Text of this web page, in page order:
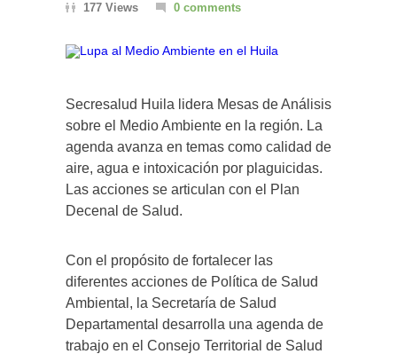
177 Views
0 comments
Secresalud Huila lidera Mesas de Análisis
sobre el Medio Ambiente en la región. La
agenda avanza en temas como calidad de
aire, agua e intoxicación por plaguicidas.
Las acciones se articulan con el Plan
Decenal de Salud.
Con el propósito de fortalecer las
diferentes acciones de Política de Salud
Ambiental, la Secretaría de Salud
Departamental desarrolla una agenda de
trabajo en el Consejo Territorial de Salud